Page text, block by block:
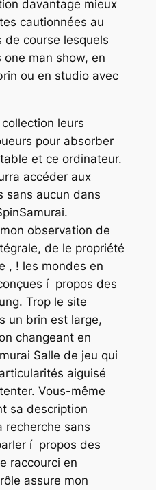
davantage mieux
cautionnées au
course lesquels
man show, en
ou en studio avec
leurs
pour absorber
et ce ordinateur.
accéder aux
sans aucun dans
observation de
de le propriété
, ! les mondes en
í propos des
Trop le site
un brin est large,
changeant en
Salle de jeu qui
aiguisé
Vous-même
sa description
recherche sans
í propos des
raccourci en
assure mon